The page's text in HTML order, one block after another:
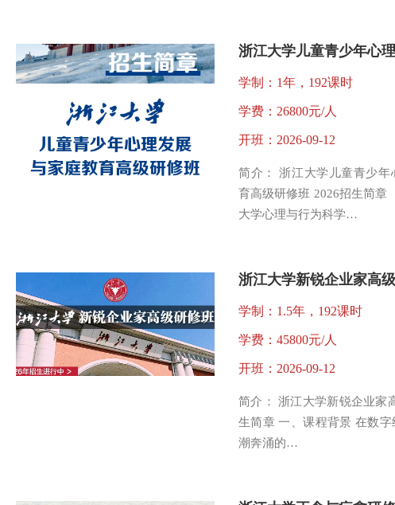
学制：1年，192课时
学费：26800元/人
开班：2026-09-12
简介： 浙江大学儿童青少年
育高级研修班 2026招生简章
大学心理与行为科学…
浙江大学新锐企业家高
学制：1.5年，192课时
学费：45800元/人
开班：2026-09-12
简介： 浙江大学新锐企业家
生简章 一、课程背景 在数
潮奔涌的…